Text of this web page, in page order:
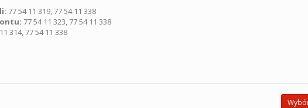
77 54 11 319, 77 54 11 338
77 54 11 323, 77 54 11 338
314, 77 54 11 338